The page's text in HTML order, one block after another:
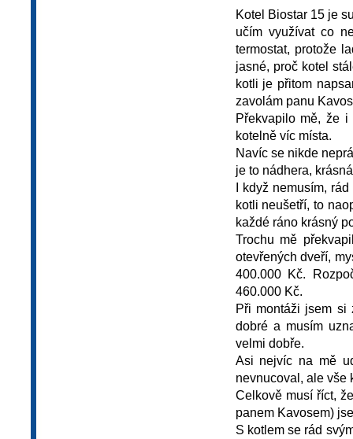
Kotel Biostar 15 je
učím využívat co
termostat, protože
jasné, proč kotel
kotli je přitom
zavolám panu
Překvapilo mě, že
kotelně víc místa.
Navíc se nikde
je to nádhera,
I když nemusím,
kotli neušetří, to
každé ráno krásný
Trochu mě
otevřených dveří,
400.000 Kč.
460.000 Kč.
Při montáži jsem si
dobré a musím
velmi dobře.
Asi nejvíc na mě
nevnucoval, ale vše
Celkově musí říct,
panem Kavosem)
S kotlem se rád